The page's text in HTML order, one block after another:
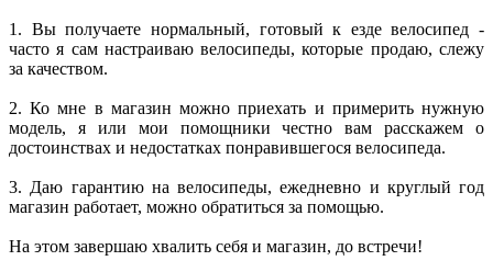
1. Вы получаете нормальный, готовый к езде велосипед -
часто я сам настраиваю велосипеды, которые продаю, слежу
за качеством.
2. Ко мне в магазин можно приехать и примерить нужную
модель, я или мои помощники честно вам расскажем о
достоинствах и недостатках понравившегося велосипеда.
3. Даю гарантию на велосипеды, ежедневно и круглый год
магазин работает, можно обратиться за помощью.
На этом завершаю хвалить себя и магазин, до встречи!